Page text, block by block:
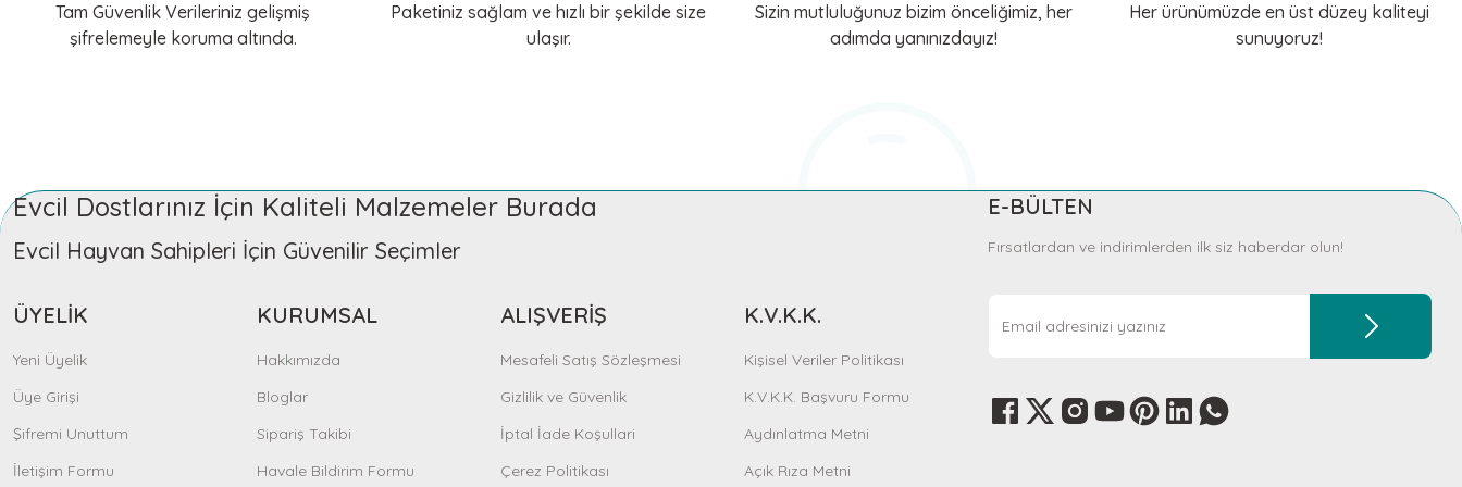
Gizem Özpınar | 18/11/2025
Çok İYİ
Teşekkürler
Sevinç Kosovalı | 18/11/2025
Sepete Ekle Sepete Ekle Sepete Ekle
Köpek Kayışı Reflektörlü Maxi Safe [Gri-Siyah] 100 cm
691,20 TL
Köpek Gezdirme İpi Kırmızı Softra Köpek Eğitim Kayışı Antislip 5m
KERBL Pet
713,34 TL
Tam Güvenlik Verileriniz gelişmiş
şifrelemeyle koruma altında.
Paketiniz sağlam ve hızlı bir şekilde size
ulaşır.
Sizin mutluluğunuz bizim önceliğimiz, her
adımda yanınızdayız!
Her ürünümüzde en üst düzey kaliteyi
sunuyoruz!
Evcil Dostlarınız İçin Kaliteli Malzemeler Burada
Evcil Hayvan Sahipleri İçin Güvenilir Seçimler
ÜYELİK
Yeni Üyelik
Üye Girişi
Şifremi Unuttum
İletişim Formu
KURUMSAL
Hakkımızda
Bloglar
Sipariş Takibi
Havale Bildirim Formu
ALIŞVERİŞ
Mesafeli Satış Sözleşmesi
Gizlilik ve Güvenlik
İptal İade Koşullari
Çerez Politikası
K.V.K.K.
Kişisel Veriler Politikası
K.V.K.K. Başvuru Formu
Aydınlatma Metni
Açık Rıza Metni
E-BÜLTEN
Fırsatlardan ve indirimlerden ilk siz haberdar olun!